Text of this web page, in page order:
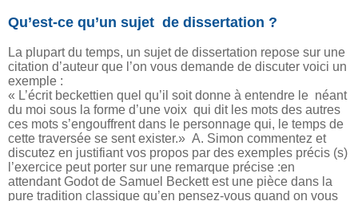
Qu’est-ce qu’un sujet de dissertation ?
La plupart du temps, un sujet de dissertation repose sur une
citation d’auteur que l’on vous demande de discuter voici un
exemple :
« L’écrit beckettien quel qu’il soit donne à entendre le néant
du moi sous la forme d’une voix qui dit les mots des autres
ces mots s’engouffrent dans le personnage qui, le temps de
cette traversée se sent exister.» A. Simon commentez et
discutez en justifiant vos propos par des exemples précis (s)
l’exercice peut porter sur une remarque précise :en
attendant Godot de Samuel Beckett est une pièce dans la
pure tradition classique qu’en pensez-vous quand on vous